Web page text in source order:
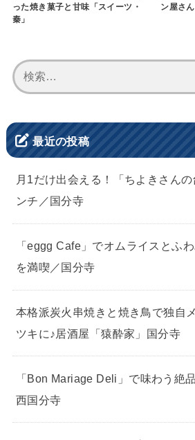
った焼き菓子と甘味「スイーツ・
秦」
ン屋さ
索:
最近の投稿
月1だけ出会える！「ちよきさん
ンチ／国分寺
「eggg Cafe」でオムライスとふ
を満喫／国分寺
本格派炭火串焼きと焼き鳥で独自
ツキに♪居酒屋「猿酔家」国分寺
「Bon Mariage Deli」で味わう絶
西国分寺